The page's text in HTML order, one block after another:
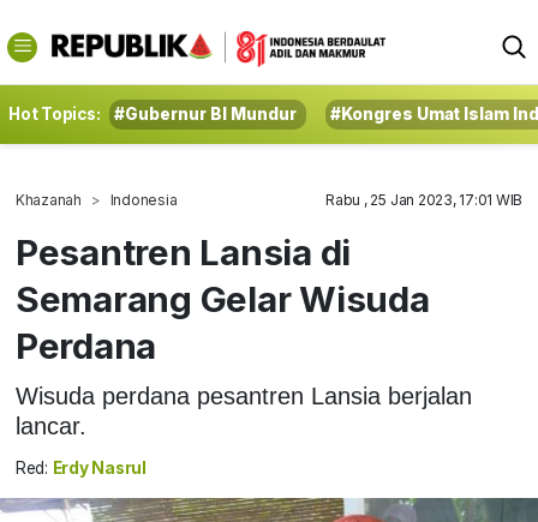
Hot Topics: #Gubernur BI Mundur #Kongres Umat Islam
Khazanah Indonesia Rabu , 25 Jan 2023, 17:01 WIB
Pesantren Lansia di
Semarang Gelar Wisuda
Perdana
Wisuda perdana pesantren Lansia berjalan
lancar.
Red: Erdy Nasrul